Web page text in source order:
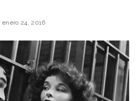
enero 24, 2016